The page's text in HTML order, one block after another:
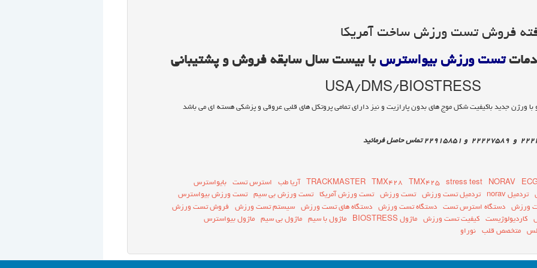
فروش تست ورزش ساخت آمریکا
تست ورزش بیواسترس با بیست سال سابقه فروش و پشتیبانی
USA/DMS/BIOSTRESS
NORAV
stress test
TMX425
TMX428
TRACKMASTER آریا طب استرس تست
بایواسترس
تردمیل norav تردمیل تست ورزش تست ورزش تست ورزش آمریکا تست ورزش بی سیم
تست ورزش بیواسترس
ورزش
دستگاه استرس تست دستگاه تست ورزش دستگاه های تست ورزش سیستم تست ورزش
فروش تست ورزش
کاردیولوژیست کیفیت تست ورزش ماژول BIOSTRESS ماژول با سیم ماژول بی سیم
ماژول بیواسترس
متخصص قلب نوراو